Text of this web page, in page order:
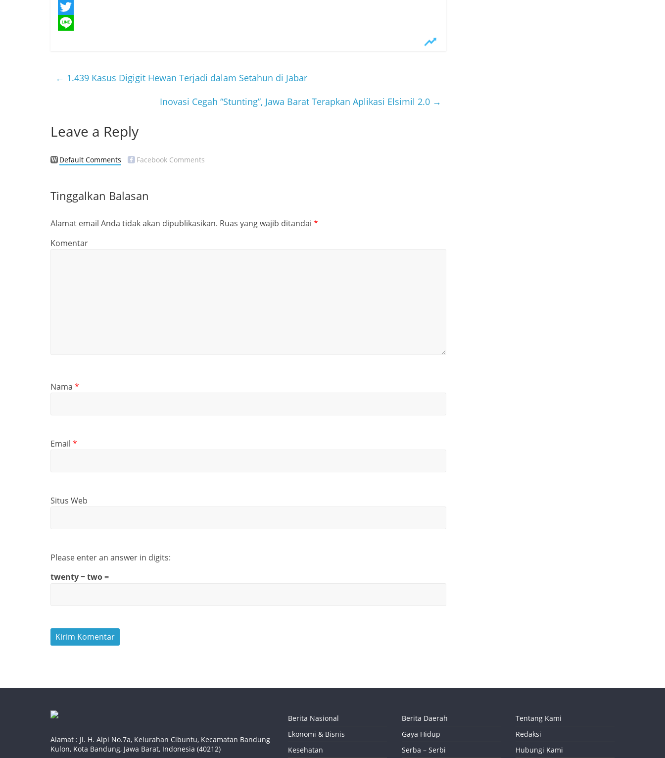
F
a
T
← 1.439 Kasus Digigit Hewan Terjadi dalam Setahun di Jabar
Inovasi Cegah “Stunting”, Jawa Barat Terapkan Aplikasi Elsimil 2.0 →
Leave a Reply
Default Comments Facebook Comments
Tinggalkan Balasan
Alamat email Anda tidak akan dipublikasikan. Ruas yang wajib ditandai *
Komentar
Nama *
Email *
Situs Web
Please enter an answer in digits:
twenty − two =
Alamat : Jl. H. Alpi No.7a, Kelurahan Cibuntu, Kecamatan Bandung
Kulon, Kota Bandung, Jawa Barat, Indonesia (40212)
Berita Nasional
Ekonomi & Bisnis
Kesehatan
Berita Daerah
Gaya Hidup
Serba – Serbi
Tentang Kami
Redaksi
Hubungi Kami